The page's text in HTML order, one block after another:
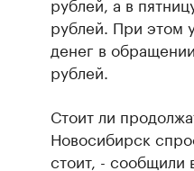
рублей. При этом
денег в
рублей.
Стоит ли
Новосибирск
стоит, - сообщили